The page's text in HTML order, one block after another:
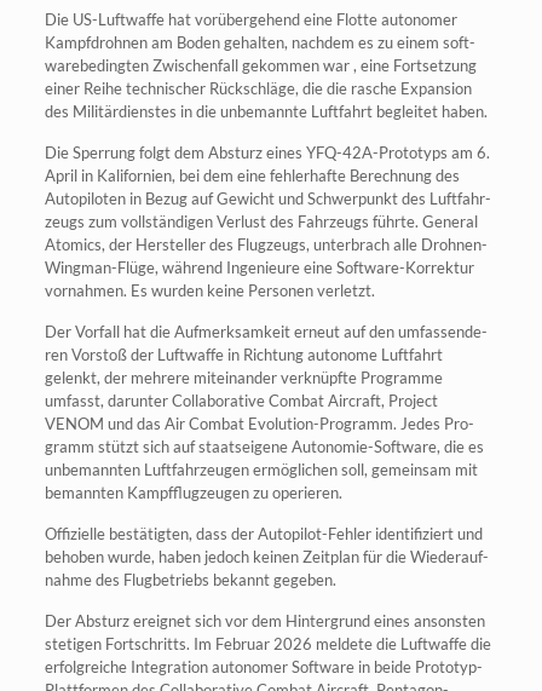
Die US-Luft­waf­fe hat vor­über­ge­hend eine Flot­te auto­no­mer
Kampf­droh­nen am Boden gehal­ten, nach­dem es zu einem soft­
ware­be­ding­ten Zwi­schen­fall gekom­men war , eine Fort­set­zung
einer Rei­he tech­ni­scher Rück­schlä­ge, die die rasche Expan­si­on
des Mili­tär­diens­tes in die unbe­mann­te Luft­fahrt beglei­tet haben.
Die Sper­rung folgt dem Absturz eines YFQ-42A-Pro­to­typs am 6.
April in Kali­for­ni­en, bei dem eine feh­ler­haf­te Berech­nung des
Auto­pi­lo­ten in Bezug auf Gewicht und Schwer­punkt des Luft­fahr­
zeugs zum voll­stän­di­gen Ver­lust des Fahr­zeugs führ­te. Gene­ral
Ato­mics, der Her­stel­ler des Flug­zeugs, unter­brach alle Droh­nen-
Wing­man-Flü­ge, wäh­rend Inge­nieu­re eine Soft­ware-Kor­rek­tur
vor­nah­men. Es wur­den kei­ne Per­so­nen verletzt.
Der Vor­fall hat die Auf­merk­sam­keit erneut auf den umfas­sen­de­
ren Vor­stoß der Luft­waf­fe in Rich­tung auto­no­me Luft­fahrt
gelenkt, der meh­re­re mit­ein­an­der ver­knüpf­te Pro­gram­me
umfasst, dar­un­ter Col­la­bo­ra­ti­ve Com­bat Air­craft, Pro­ject
VENOM und das Air Com­bat Evo­lu­ti­on-Pro­gramm. Jedes Pro­
gramm stützt sich auf staats­ei­ge­ne Auto­no­mie-Soft­ware, die es
unbe­mann­ten Luft­fahr­zeu­gen ermög­li­chen soll, gemein­sam mit
bemann­ten Kampf­flug­zeu­gen zu operieren.
Offi­zi­el­le bestä­tig­ten, dass der Auto­pi­lot-Feh­ler iden­ti­fi­ziert und
beho­ben wur­de, haben jedoch kei­nen Zeit­plan für die Wie­der­auf­
nah­me des Flug­be­triebs bekannt gegeben.
Der Absturz ereig­net sich vor dem Hin­ter­grund eines ansons­ten
ste­ti­gen Fort­schritts. Im Febru­ar 2026 mel­de­te die Luft­waf­fe die
erfolg­rei­che Inte­gra­ti­on auto­no­mer Soft­ware in bei­de Pro­to­typ-